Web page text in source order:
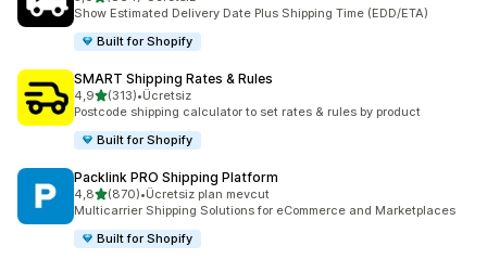
toplam 864 değerlendirme
Show Estimated Delivery Date Plus Shipping Time (EDD/ETA)
Built for Shopify
SMART Shipping Rates & Rules
4,95 yıldız üzerinden
(313)
toplam 313 değerlendirme
•Ücretsiz
Postcode shipping calculator to set rates & rules by product
Built for Shopify
Packlink PRO Shipping Platform
4,85 yıldız üzerinden
(870)
toplam 870 değerlendirme
•Ücretsiz plan mevcut
Multicarrier Shipping Solutions for eCommerce and Marketplaces
Built for Shopify